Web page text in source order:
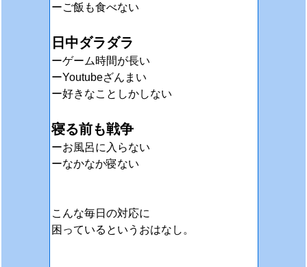
ーご飯も食べない
日中ダラダラ
ーゲーム時間が長い
ーYoutubeざんまい
ー好きなことしかしない
寝る前も戦争
ーお風呂に入らない
ーなかなか寝ない
こんな毎日の対応に
困っているというおはなし。